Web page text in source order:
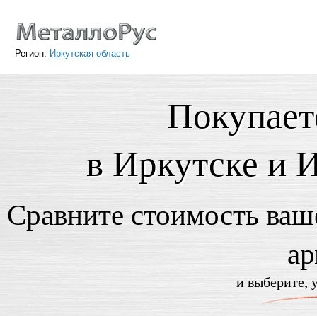
Регион: Иркутская область
в Иркутске и
Сравните стоимость
и выберите,